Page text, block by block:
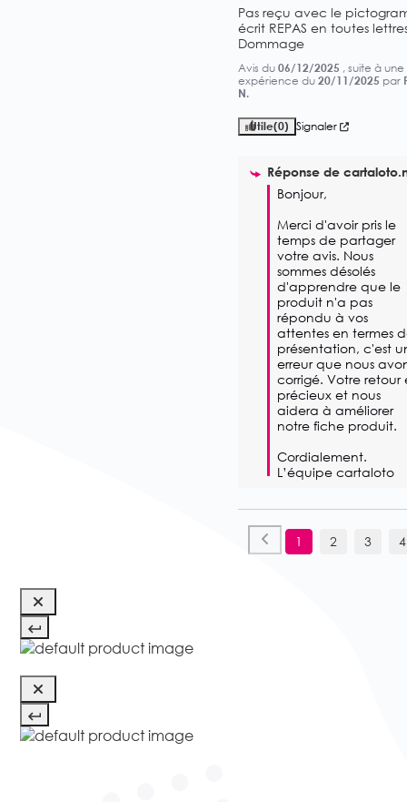
Pas reçu avec le
écrit REPAS en toutes
Dommage
Avis du 06/12/2025 , suite à une
expérience du 20/11/2025 par
N.
Utile(0) Signaler
Réponse de
Bonjour,
Merci d'avoir pris le
temps de partager
votre avis. Nous
sommes désolés
d'apprendre que le
produit n'a pas
répondu à vos
attentes en termes
présentation, c'est
erreur que nous
corrigé. Votre retour
précieux et nous
aidera à améliorer
notre fiche produit.
Cordialement.
L’équipe cartaloto
1 2 3 4